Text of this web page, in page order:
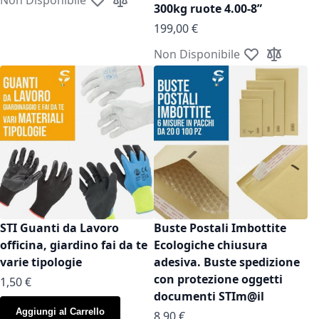
Aggiungi alla lista desideri
Aggiungi al confronto
300kg ruote 4.00-8”
199,00 €
Non Disponibile Aggiungi alla
Aggiungi
STI Guanti da Lavoro
officina, giardino fai da te
varie tipologie
As low as
1,50 €
Aggiungi al Carrello
Buste Postali Imbottite
Ecologiche chiusura
adesiva. Buste spedizione
con protezione oggetti
documenti STIm@il
As low as